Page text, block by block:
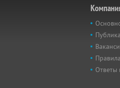
Ответы